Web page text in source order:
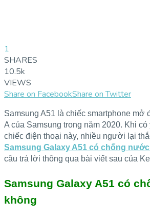
1
SHARES
10.5k
VIEWS
Share on FacebookShare on Twitter
Samsung A51 là chiếc smartphone mở
A của Samsung trong năm 2020. Khi
chiếc điện thoại này, nhiều người lại
Samsung Galaxy A51 có chống
câu trả lời thông qua bài viết sau của
Samsung Galaxy A51 có
không